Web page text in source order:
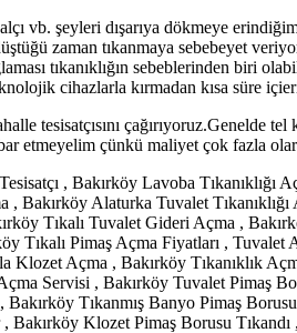
vb. şeyleri dışarıya dökmeye
zaman tıkanmaya sebebeyet
tıkanıklığın sebeblerinden biri
cihazlarla kırmadan kısa süre
tesisatçısını çağırıyoruz.Genelde
etmeyelim çünkü maliyet çok fazla
, Bakırköy Lavoba Tıkanıklığı
, Bakırköy Alaturka Tuvalet
Tıkalı Tuvalet Gideri Açma ,
Tıkalı Pimaş Açma Fiyatları ,
Klozet Açma , Bakırköy Tıkanıklık
Servisi , Bakırköy Tuvalet Pimaş
Bakırköy Tıkanmış Banyo Pimaş
Bakırköy Klozet Pimaş Borusu